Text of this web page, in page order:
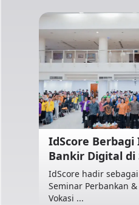
IdScore
Bankir Digital di
IdScore hadir
Seminar Perbankan
Vokasi ...